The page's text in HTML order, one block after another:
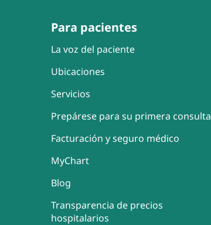
Para pacientes
La voz del paciente
Ubicaciones
Servicios
Prepárese para su primera consulta
Facturación y seguro médico
MyChart
Blog
Transparencia de precios
hospitalarios